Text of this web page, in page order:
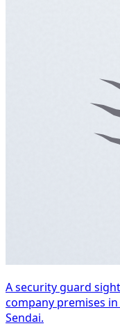
A security guard
company premises
Sendai.